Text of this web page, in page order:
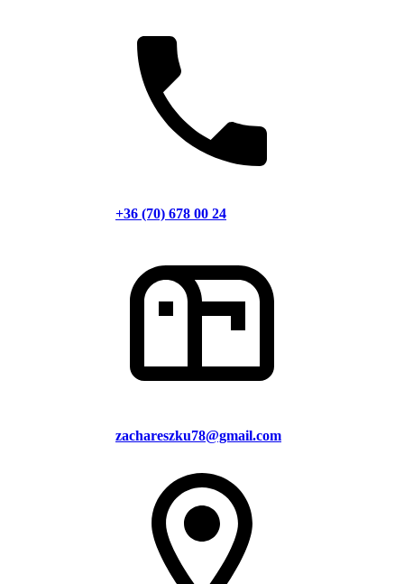
+36 (70) 678 00 24
zachareszku78@gmail.com